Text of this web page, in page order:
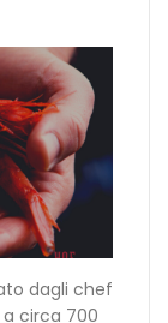
dagli chef
circa 700